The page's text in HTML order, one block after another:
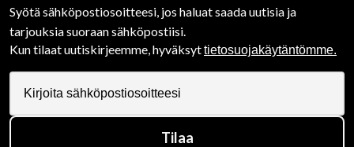
Syötä sähköpostiosoitteesi, jos haluat saada uutisia ja
tarjouksia suoraan sähköpostiisi.
Kun tilaat uutiskirjeemme, hyväksyttietosuojakäytäntömme.
Tilaa